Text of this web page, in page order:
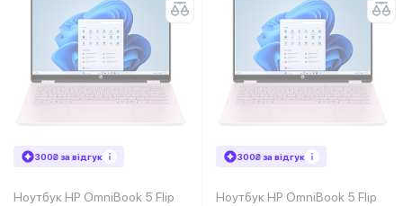
300₴ за відгук
Ноутбук HP OmniBook 5 Flip
300₴ за відгук
Ноутбук HP OmniBook 5 Flip